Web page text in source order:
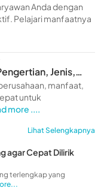
Anda dengan
Pelajari manfaatnya
Jenis,
manfaat,
untuk
more ....
Lihat Selengkapnya
agar Cepat Dilirik
terlengkap yang